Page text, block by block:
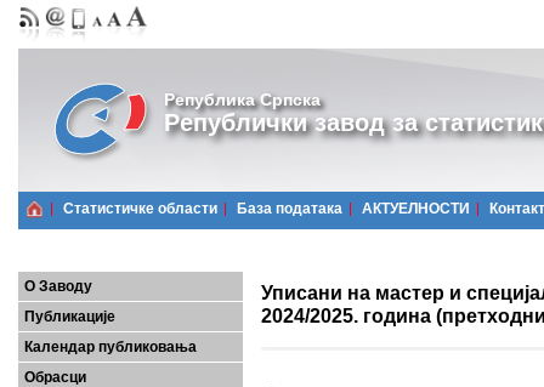
Република Српска
Републички завод за
Статистичке области Базa података АКТУЕЛНОСТИ Контакт
О Заводу
Публикације
Календар публиковања
Обрасци
Уписани на мастер и
2024/2025. година